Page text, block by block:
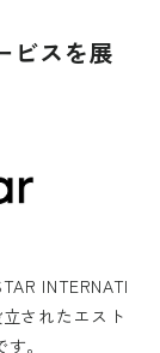
ビスを展
INTERNATI
されたエスト
。